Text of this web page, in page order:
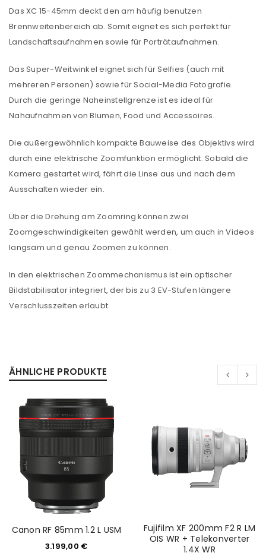
ANMELDEN
Benutzername oder E-Mail-Adresse*
Passwort
Anmeldeformular geschützt durchWP Captcha
Das XC 15-45mm deckt den am häufig benutzen
Brennweitenbereich ab. Somit eignet es sich perfekt für
Landschaftsaufnahmen sowie für Porträtaufnahmen.
Das Super-Weitwinkel eignet sich für Selfies (auch mit
mehreren Personen) sowie für Social-Media Fotografie.
Durch die geringe Naheinstellgrenze ist es ideal für
Nahaufnahmen von Blumen, Food und Accessoires.
Die außergewöhnlich kompakte Bauweise des Objektivs wird
durch eine elektrische Zoomfunktion ermöglicht. Sobald die
Kamera gestartet wird, fährt die Linse aus und nach dem
Ausschalten wieder ein.
Über die Drehung am Zoomring können zwei
Zoomgeschwindigkeiten gewählt werden, um auch in Videos
langsam und genau Zoomen zu können.
In den elektrischen Zoommechanismus ist ein optischer
Bildstabilisator integriert, der bis zu 3 EV-Stufen längere
Verschlusszeiten erlaubt.
ÄHNLICHE PRODUKTE
Canon RF 85mm 1.2 L USM
3.199,00 €
Fujifilm XF 200mm F2 R LM
OIS WR + Telekonverter
1.4X WR